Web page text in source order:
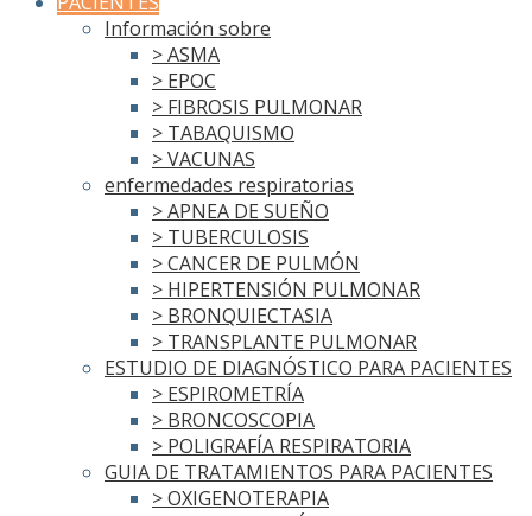
Información sobre
> ASMA
> EPOC
> FIBROSIS PULMONAR
> TABAQUISMO
> VACUNAS
enfermedades respiratorias
> APNEA DE SUEÑO
> TUBERCULOSIS
> CANCER DE PULMÓN
> HIPERTENSIÓN PULMONAR
> BRONQUIECTASIA
> TRANSPLANTE PULMONAR
ESTUDIO DE DIAGNÓSTICO PARA PACIENTES
> ESPIROMETRÍA
> BRONCOSCOPIA
> POLIGRAFÍA RESPIRATORIA
GUIA DE TRATAMIENTOS PARA PACIENTES
> OXIGENOTERAPIA